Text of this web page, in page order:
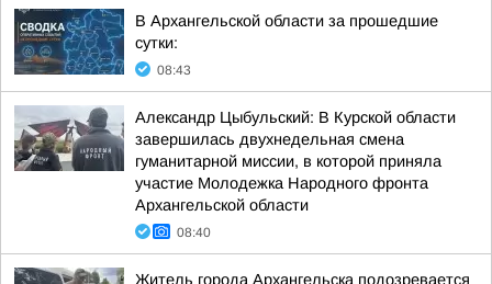
В Архангельской области за прошедшие
сутки:
08:43
Александр Цыбульский: В Курской области
завершилась двухнедельная смена
гуманитарной миссии, в которой приняла
участие Молодежка Народного фронта
Архангельской области
08:40
Житель города Архангельска подозревается